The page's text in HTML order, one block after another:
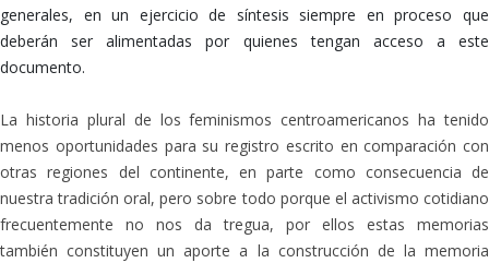
generales, en un ejercicio de síntesis siempre en proceso que
deberán ser alimentadas por quienes tengan acceso a este
documento.
La historia plural de los feminismos centroamericanos ha tenido
menos oportunidades para su registro escrito en comparación con
otras regiones del continente, en parte como consecuencia de
nuestra tradición oral, pero sobre todo porque el activismo cotidiano
frecuentemente no nos da tregua, por ellos estas memorias
también constituyen un aporte a la construcción de la memoria